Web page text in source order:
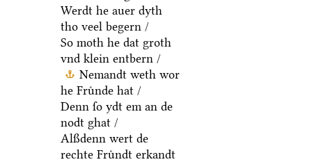
Werdt he auer dyth
tho veel begern /
So moth he dat groth
vnd klein entbern /
Nemandt weth wor
he Fruͤnde hat /
Denn ſo ydt em an de
nodt ghat /
Alßdenn wert de
rechte Fruͤndt erkandt